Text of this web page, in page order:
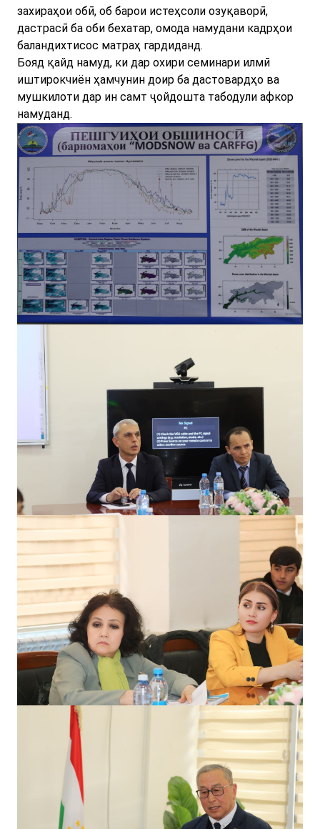
захираҳои обӣ, об барои истеҳсоли озуқаворӣ,
дастрасӣ ба оби бехатар, омода намудани кадрҳои
баландихтисос матраҳ гардиданд.
Бояд қайд намуд, ки дар охири семинари илмӣ
иштирокчиён ҳамчунин доир ба дастовардҳо ва
мушкилоти дар ин самт ҷойдошта табодули афкор
намуданд.